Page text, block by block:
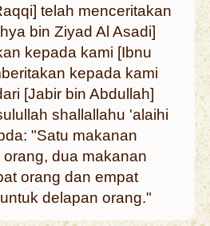
telah menceritakan
bin Ziyad Al Asadi]
kepada kami [Ibnu
kepada kami
[Jabir bin Abdullah]
shallallahu 'alaihi
"Satu makanan
dua makanan
orang dan empat
delapan orang."